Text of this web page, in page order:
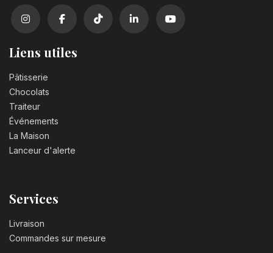
Liens utiles
Pâtisserie
Chocolats
Traiteur
Événements
La Maison
Lanceur d'alerte
Services
Livraison
Commandes sur mesure